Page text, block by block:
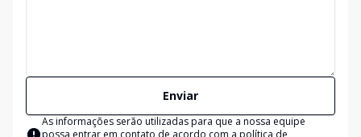
Enviar
As informações serão utilizadas para que a nossa equipe
possa entrar em contato de acordo com a política de